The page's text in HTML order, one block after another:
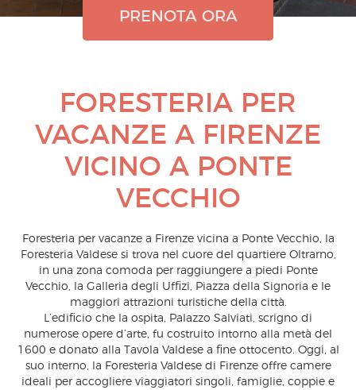
PRENOTA ORA
PRENOTA ORA
PRENOTA ORA
FORESTERIA PER
VACANZE A FIRENZE
VICINO A PONTE
VECCHIO
Foresteria per vacanze a Firenze vicina a Ponte Vecchio, la
Foresteria Valdese si trova nel cuore del quartiere Oltrarno,
in una zona comoda per raggiungere a piedi Ponte
Vecchio, la Galleria degli Uffizi, Piazza della Signoria e le
maggiori attrazioni turistiche della città.
L’edificio che la ospita, Palazzo Salviati, scrigno di
numerose opere d’arte, fu costruito intorno alla metà del
1600 e donato alla Tavola Valdese a fine ottocento. Oggi, al
suo interno, la Foresteria Valdese di Firenze offre camere
ideali per accogliere viaggiatori singoli, famiglie, coppie e